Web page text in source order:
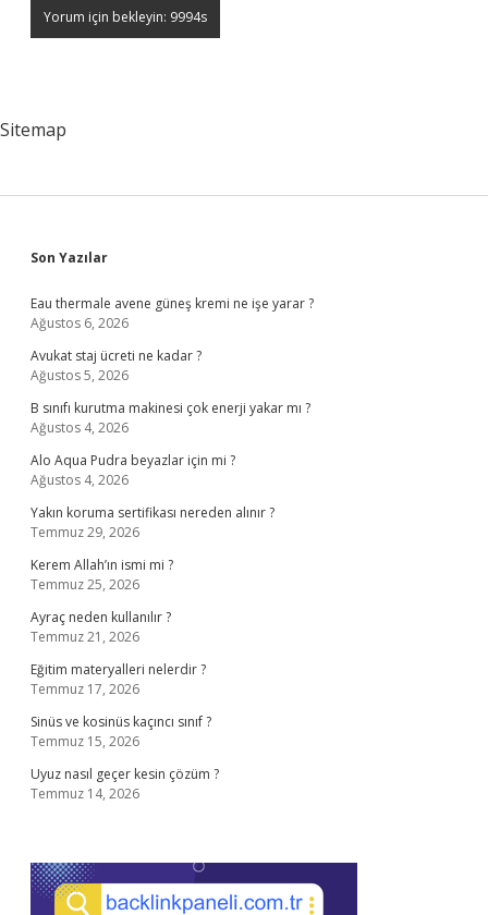
Sitemap
Sidebar
Son Yazılar
Eau thermale avene güneş kremi ne işe yarar ?
Ağustos 6, 2026
Avukat staj ücreti ne kadar ?
Ağustos 5, 2026
B sınıfı kurutma makinesi çok enerji yakar mı ?
Ağustos 4, 2026
Alo Aqua Pudra beyazlar için mi ?
Ağustos 4, 2026
Yakın koruma sertifikası nereden alınır ?
Temmuz 29, 2026
Kerem Allah’ın ismi mi ?
Temmuz 25, 2026
Ayraç neden kullanılır ?
Temmuz 21, 2026
Eğitim materyalleri nelerdir ?
Temmuz 17, 2026
Sinüs ve kosinüs kaçıncı sınıf ?
Temmuz 15, 2026
Uyuz nasıl geçer kesin çözüm ?
Temmuz 14, 2026